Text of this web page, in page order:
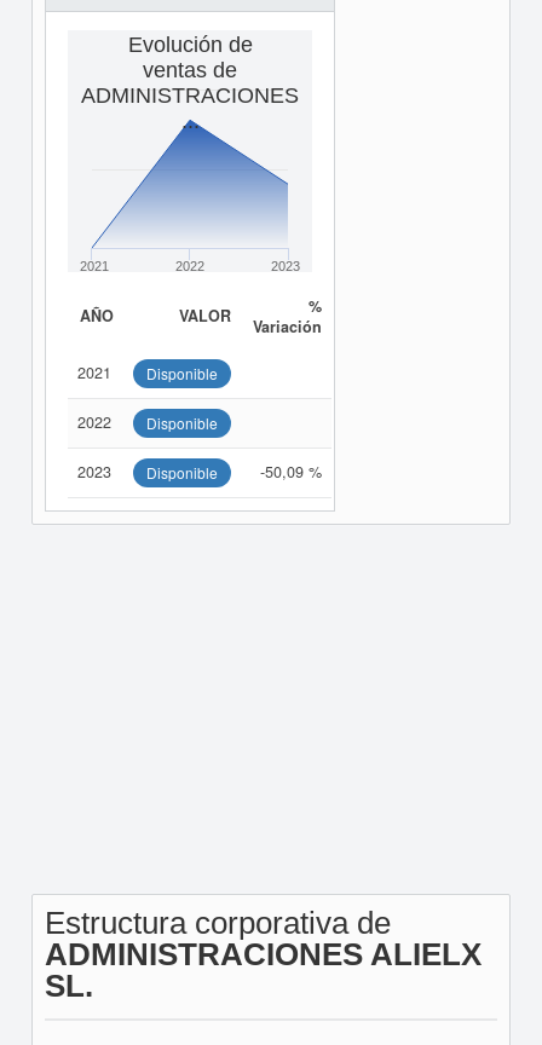
Evolución de
ventas de
ADMINISTRACIONES
...
2021 2022 2023
AÑO VALOR
%
Variación
2021 Disponible
2022 Disponible
2023 Disponible -50,09 %
Estructura corporativa de
ADMINISTRACIONES ALIELX
SL.